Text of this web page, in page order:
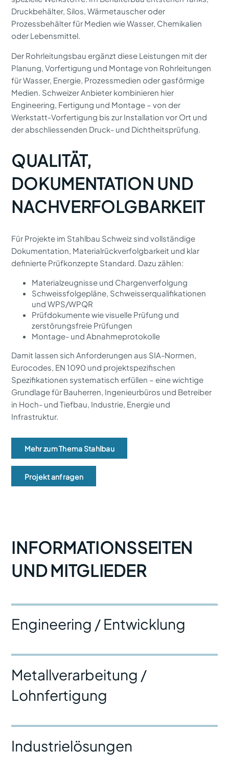
Druckbehälter, Silos, Wärmetauscher oder
Prozessbehälter für Medien wie Wasser, Chemikalien
oder Lebensmittel.
Der Rohrleitungsbau ergänzt diese Leistungen mit der
Planung, Vorfertigung und Montage von Rohrleitungen
für Wasser, Energie, Prozessmedien oder gasförmige
Medien. Schweizer Anbieter kombinieren hier
Engineering, Fertigung und Montage – von der
Werkstatt-Vorfertigung bis zur Installation vor Ort und
der abschliessenden Druck- und Dichtheitsprüfung.
QUALITÄT,
DOKUMENTATION UND
NACHVERFOLGBARKEIT
Für Projekte im Stahlbau Schweiz sind vollständige
Dokumentation, Materialrückverfolgbarkeit und klar
definierte Prüfkonzepte Standard. Dazu zählen:
Materialzeugnisse und Chargenverfolgung
Schweissfolgepläne, Schweisserqualifikationen
und WPS/WPQR
Prüfdokumente wie visuelle Prüfung und
zerstörungsfreie Prüfungen
Montage- und Abnahmeprotokolle
Damit lassen sich Anforderungen aus SIA-Normen,
Eurocodes, EN 1090 und projektspezifischen
Spezifikationen systematisch erfüllen – eine wichtige
Grundlage für Bauherren, Ingenieurbüros und Betreiber
in Hoch- und Tiefbau, Industrie, Energie und
Infrastruktur.
Mehr zum Thema Stahlbau
Projekt anfragen
INFORMATIONSSEITEN
UND MITGLIEDER
Engineering / Entwicklung
Metallverarbeitung /
Lohnfertigung
Industrielösungen